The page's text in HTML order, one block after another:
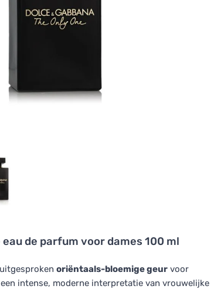
de parfum voor dames 100 ml
oriëntaals-bloemige geur voor
intense, moderne interpretatie van vrouwelijke